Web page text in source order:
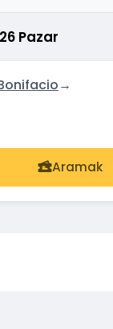
Pazar
→
Aramak